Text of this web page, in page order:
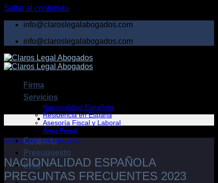
Saltar al contenido
info@claroslegalabogados.com
info@claroslegalabogados.com
Firma
Servicios
Nacionalidad Española
Residencia en España
Asesoría Fiscal y Laboral
Área Penal
Contacto
Presupuesto
Blog
ACTUALIDAD,NACIONALIDAD
NACIONALIDAD ESPAÑOLA
PREGUNTAS FRECUENTES 2023